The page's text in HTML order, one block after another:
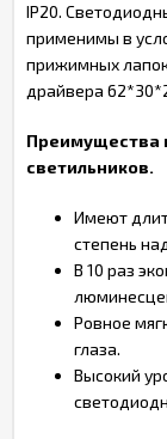
IP20.
применимы в
прижимных
драйвера
Преимущества
светильников.
Имеют
степень
В 10 раз
Ровное
глаза.
Высокий